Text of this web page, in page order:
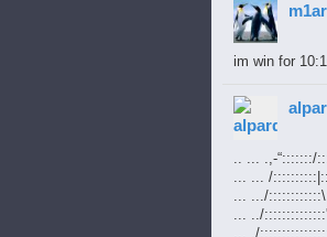
im win for
.. ... .,-“:::::::/
... ... /
... .../
... ../
... ./